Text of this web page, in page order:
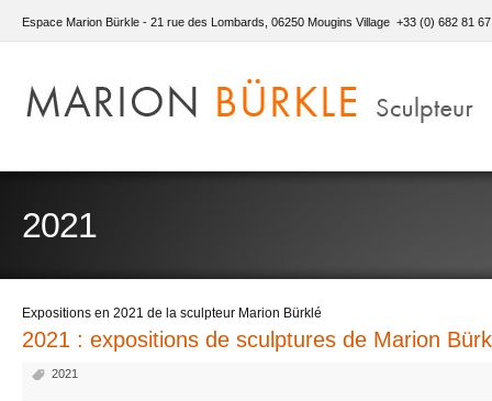
Espace Marion Bürkle - 21 rue des Lombards, 06250 Mougins Village +33 (0) 682 81
2021
Expositions en 2021 de la sculpteur Marion Bürklé
2021 : expositions de sculptures de Marion
2021